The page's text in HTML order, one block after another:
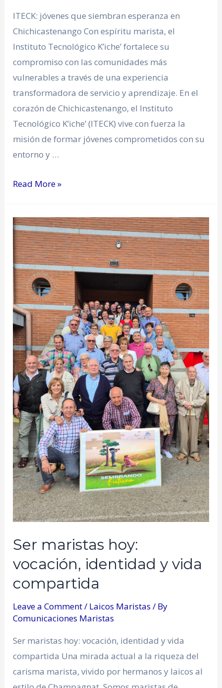
ITECK: jóvenes que siembran esperanza en
Chichicastenango Con espíritu marista, el
Instituto Tecnológico K’iche’ fortalece su
compromiso con las comunidades más
vulnerables a través de una experiencia
transformadora de servicio y aprendizaje. En el
corazón de Chichicastenango, el Instituto
Tecnológico K’iche’ (ITECK) vive con fuerza la
misión de formar jóvenes comprometidos con su
entorno y …
Read More »
Ser maristas hoy:
vocación, identidad y vida
compartida
Leave a Comment/ Laicos Maristas / By
Comunicaciones Maristas
Ser maristas hoy: vocación, identidad y vida
compartida Una mirada actual a la riqueza del
carisma marista, vivido por hermanos y laicos al